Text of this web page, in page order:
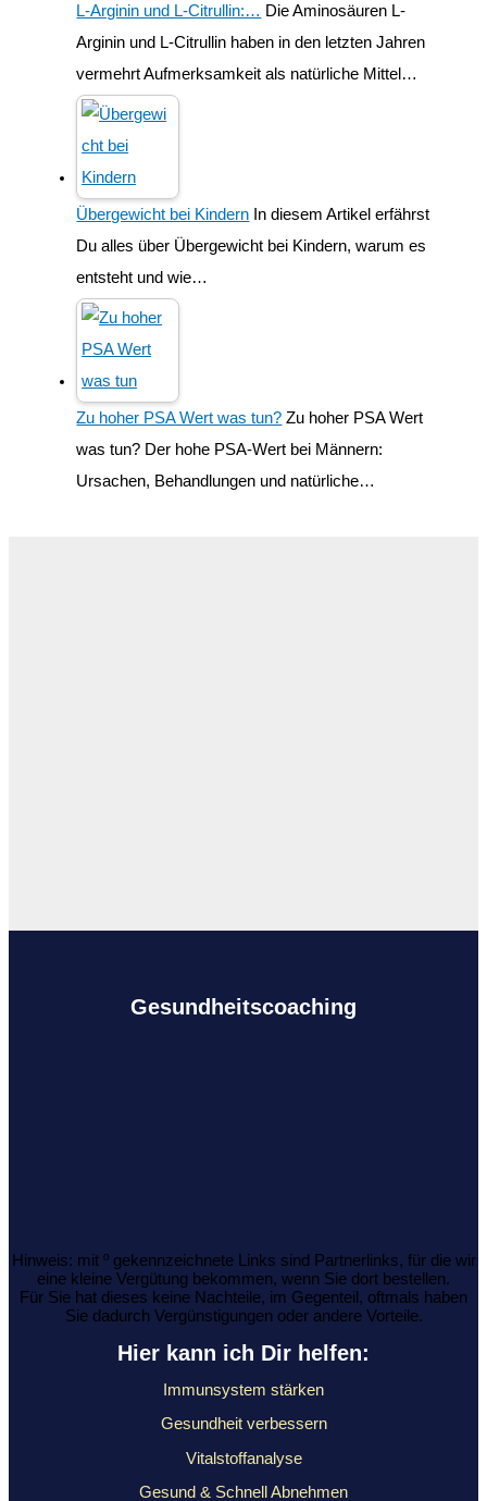
L-Arginin und L-Citrullin:… Die Aminosäuren L-
Arginin und L-Citrullin haben in den letzten Jahren
vermehrt Aufmerksamkeit als natürliche Mittel…
Übergewicht bei Kindern In diesem Artikel erfährst
Du alles über Übergewicht bei Kindern, warum es
entsteht und wie…
Zu hoher PSA Wert was tun? Zu hoher PSA Wert
was tun? Der hohe PSA-Wert bei Männern:
Ursachen, Behandlungen und natürliche…
Gesundheitscoaching
Hinweis: mit º gekennzeichnete Links sind Partnerlinks, für die wir
eine kleine Vergütung bekommen, wenn Sie dort bestellen.
Für Sie hat dieses keine Nachteile, im Gegenteil, oftmals haben
Sie dadurch Vergünstigungen oder andere Vorteile.
Hier kann ich Dir helfen:
Immunsystem stärken
Gesundheit verbessern
Vitalstoffanalyse
Gesund & Schnell Abnehmen